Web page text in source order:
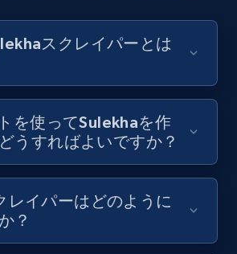
posts - Collect YouTube
Youtuber md5, Video url,
Views, and more.
716+ 無料トライアル
posts - Discovery records
スクレイパーとは
を使ってSulekhaを作
うすればよいですか？
レイパーはどのように
？